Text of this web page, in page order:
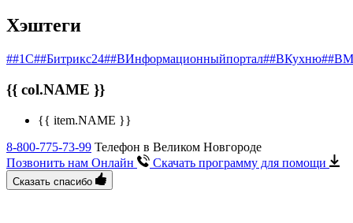
Хэштеги
##1С##Битрикс24##ВИнформационныйпортал##ВКухню
{{ col.NAME }}
{{ item.NAME }}
8-800-775-73-99 Телефон в Великом Новгороде
Позвонить нам Онлайн
Скачать программу для помощи
Сказать спасибо